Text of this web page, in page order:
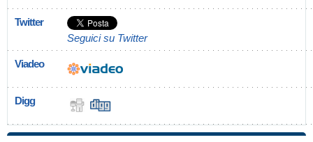
Twitter
Seguici su Twitter
Viadeo
Digg